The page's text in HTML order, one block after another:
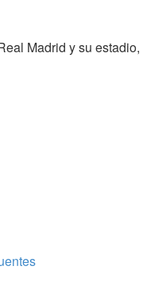
Madrid y su estadio,